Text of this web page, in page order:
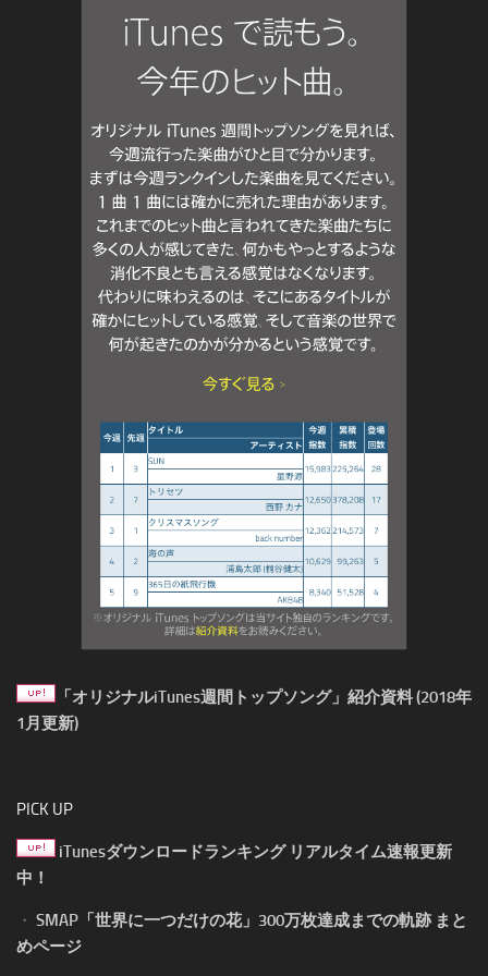
「オリジナルiTunes週間トップソング」紹介資料 (2018年
1月更新)
PICK UP
iTunesダウンロードランキング リアルタイム速報更新
中！
・ SMAP「世界に一つだけの花」300万枚達成までの軌跡 まと
めページ